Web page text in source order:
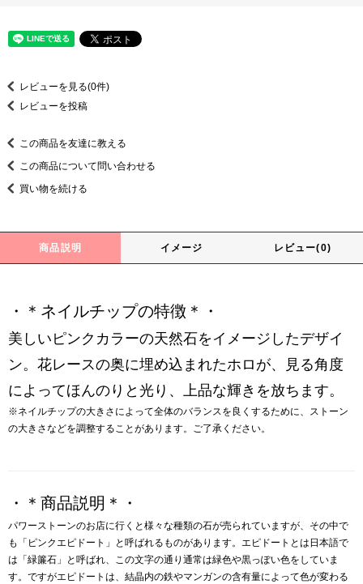
レビューを見る(0件)
レビューを投稿
この商品を友達に教える
この商品について問い合わせる
買い物を続ける
商品説明 イメージ レビュー(0)
・＊ネイルチップの特徴＊・
美しいピンクカラーの天然石をイメージしたデザイ
ン。花レースの奥に埋め込まれたホロが、見る角度
によってほんのりと光り、上品な輝きを放ちます。
※ネイルチップの大きさによって全体のバランスを良くするために、ストーン
の大きさなどを調整することがあります。ご了承ください。
・＊商品説明＊・
パワーストーンのお店に行くと様々な種類の石が売られていますが、その中で
も「ピンクエピドート」と呼ばれるものがあります。エピドートとは日本語で
は「緑簾石」と呼ばれ、この文字の通り通常は緑色や黒っぽい色をしていま
す。ですがエピドートは、結晶内の鉄やマンガンの含有量によって色が変わる